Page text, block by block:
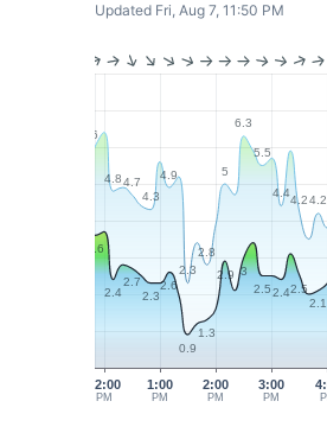
Updated Fri, Aug 7, 11:50 PM
12:00
PM
1:00
PM
2:00
PM
3:00
PM
6
4.84.7
4.3
4.9
2.3
2.8
5
6.3
5.5
4.4
4.24.2
3.6
2.4
2.7
2.3
2.6
0.9
1.3
2.9 3
2.52.42.5
2.1